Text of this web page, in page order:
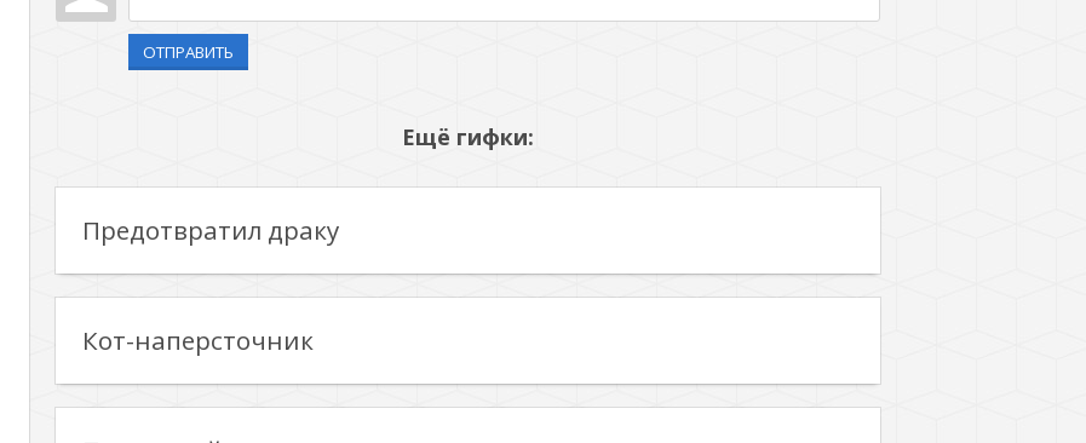
ОТПРАВИТЬ
Ещё гифки:
Предотвратил драку
Кот-наперсточник